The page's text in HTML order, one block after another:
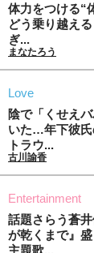
体力をつける“
どう乗り越え
ぎ...
まなたろう
Love
陰で「くせえ
いた…年下彼氏
トラウ...
古川諭香
Entertainment
話題さらう蒼
が乾くまで』
主題歌...